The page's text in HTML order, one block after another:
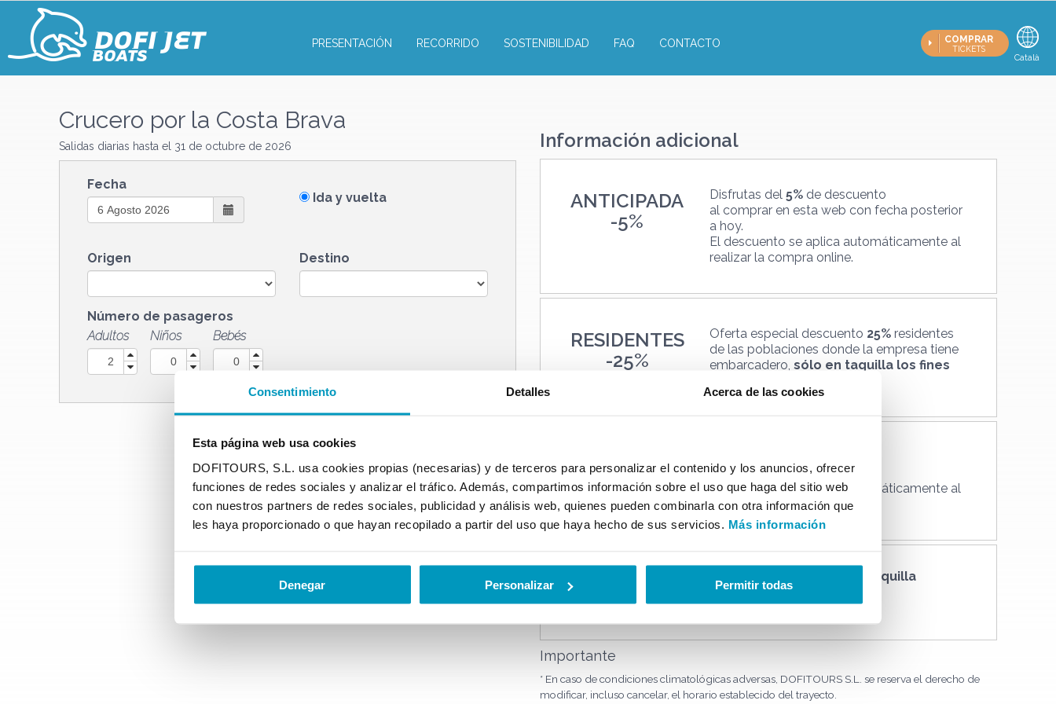
Consentimiento Detalles Acerca de las cookies
Esta página web usa cookies
DOFITOURS, S.L. usa cookies propias (necesarias) y de terceros para personalizar el contenido y los anuncios, ofrecer
funciones de redes sociales y analizar el tráfico. Además, compartimos información sobre el uso que haga del sitio web
con nuestros partners de redes sociales, publicidad y análisis web, quienes pueden combinarla con otra información que
les haya proporcionado o que hayan recopilado a partir del uso que haya hecho de sus servicios. Más información
Denegar Personalizar Permitir todas
COMPRAR
TICKETS
Español Català
PRESENTACIÓN RECORRIDO SOSTENIBILIDAD FAQ CONTACTO
Crucero por la Costa Brava
Salidas diarias hasta el 31 de octubre de 2026
Fecha
Ida y vuelta
Origen Destino
Número de pasageros
Adultos
Niños Bebés
Información adicional
ANTICIPADA
-5%
Disfrutas del 5% de descuento
al comprar en esta web con fecha posterior
a hoy.
El descuento se aplica automáticamente al
realizar la compra online.
RESIDENTES
-25%
Oferta especial descuento 25% residentes
de las poblaciones donde la empresa tiene
embarcadero, sólo en taquilla los fines
FAMILY
PACK
2 adultos + 2 niños
El descuento se aplica automáticamente al
realizar la compra online.
directamente en taquilla
con el carné de súper.
+info
Importante
* En caso de condiciones climatológicas adversas, DOFITOURS S.L. se reserva el derecho de
modificar, incluso cancelar, el horario establecido del trayecto.